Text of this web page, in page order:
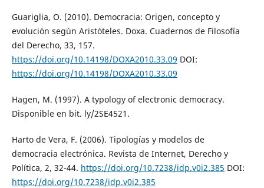
Guariglia, O. (2010). Democracia: Origen, concepto y
evolución según Aristóteles. Doxa. Cuadernos de Filosofía
del Derecho, 33, 157.
https://doi.org/10.14198/DOXA2010.33.09 DOI:
https://doi.org/10.14198/DOXA2010.33.09
Hagen, M. (1997). A typology of electronic democracy.
Disponible en bit. ly/2SE4521.
Harto de Vera, F. (2006). Tipologías y modelos de
democracia electrónica. Revista de Internet, Derecho y
Política, 2, 32-44. https://doi.org/10.7238/idp.v0i2.385 DOI:
https://doi.org/10.7238/idp.v0i2.385